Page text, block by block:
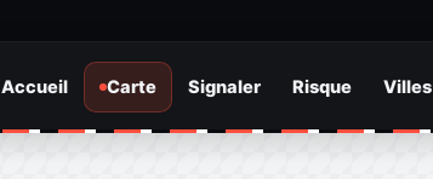
Accueil Carte Signaler Risque Villes